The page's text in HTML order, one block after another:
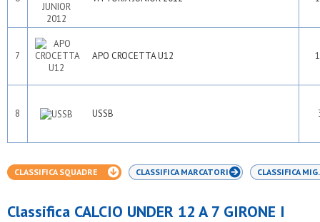
7 APO CROCETTA U12
8 USSB
CLASSIFICA SQUADRE CLASSIFICA MARCATORI CLASSIFICA
Classifica CALCIO UNDER 12 A 7 GIRONE I